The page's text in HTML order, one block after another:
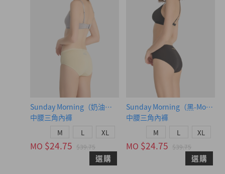
Sunday Morning（奶油黃-慢早晨）
中腰三角內褲
M L XL
MO $24.75 $39.75
選購
Sunday Morning（黑-
中腰三角內褲
M L XL
MO $24.75 $39.75
選購